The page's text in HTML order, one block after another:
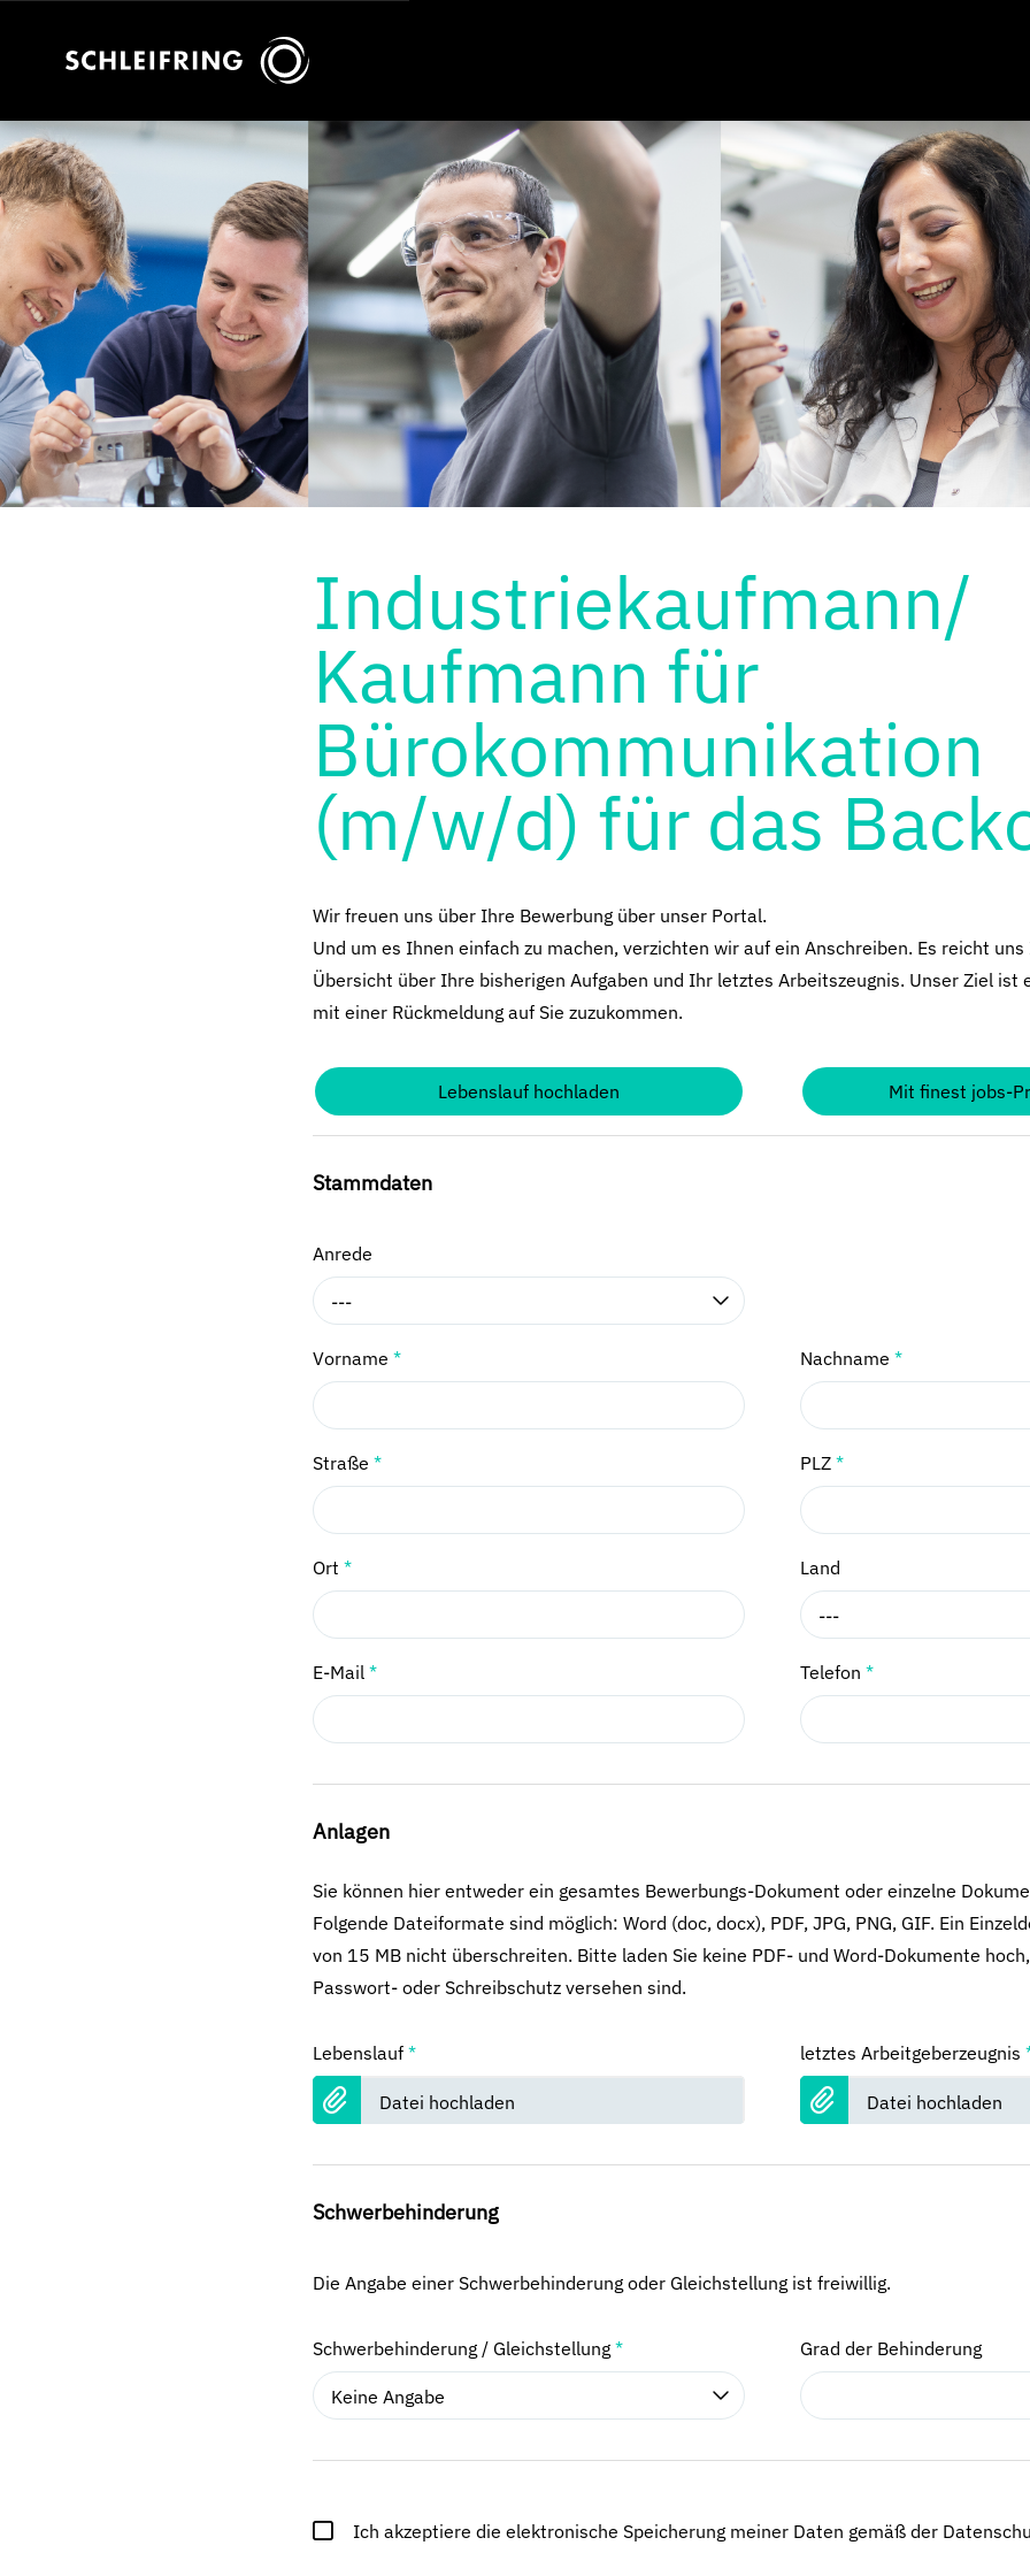
Industriekaufmann/
Kaufmann für
Bürokommunikation
(m/w/d) für das
Wir freuen uns über Ihre Bewerbung über unser Portal.
Und um es Ihnen einfach zu machen, verzichten wir auf ein Anschreiben. Es reicht
Übersicht über Ihre bisherigen Aufgaben und Ihr letztes Arbeitszeugnis. Unser Ziel ist
mit einer Rückmeldung auf Sie zuzukommen.
Lebenslauf hochladen Mit finest jobs-
Stammdaten
Anrede
---
Vorname * Nachname *
Straße * PLZ *
Ort * Land
---
E-Mail * Telefon *
Anlagen
Sie können hier entweder ein gesamtes Bewerbungs-Dokument oder einzelne
Folgende Dateiformate sind möglich: Word (doc, docx), PDF, JPG, PNG, GIF. Ein
von 15 MB nicht überschreiten. Bitte laden Sie keine PDF- und Word-Dokumente
Passwort- oder Schreibschutz versehen sind.
Lebenslauf *
Datei hochladen
letztes Arbeitgeberzeugnis
Datei hochladen
Schwerbehinderung
Die Angabe einer Schwerbehinderung oder Gleichstellung ist freiwillig.
Schwerbehinderung / Gleichstellung *
Keine Angabe
Grad der Behinderung
Ich akzeptiere die elektronische Speicherung meiner Daten gemäß der